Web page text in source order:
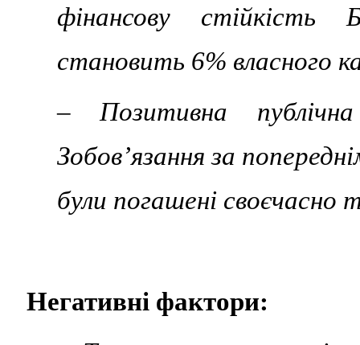
фінансову стійкість
становить 6% власного
– Позитивна
Зобов’язання за
були погашені своєчасно
Негативні фактори: